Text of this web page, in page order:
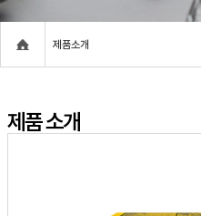
제품소개
제품 소개